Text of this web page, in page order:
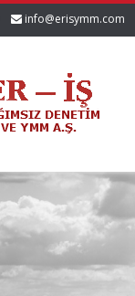
info@erisymm.com